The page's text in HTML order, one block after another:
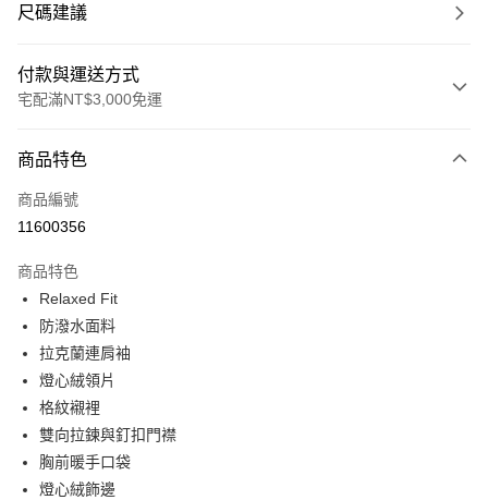
尺碼建議
付款與運送方式
宅配滿NT$3,000免運
信用卡一次付款
信用卡分期付款
合作金庫商業銀行
華南商業銀行
上海商業儲蓄銀行
國泰世華商業銀行
臺灣中小企業銀行
匯豐（台灣）商業銀行
聯邦商業銀行
元大商業銀行
玉山商業銀行
台新國際商業銀行
Apple Pay
街口支付
悠遊付
全盈+PAY
商品特色
商品編號
11600356
商品特色
Relaxed Fit
防潑水面料
拉克蘭連肩袖
燈心絨領片
格紋襯裡
雙向拉鍊與釘扣門襟
胸前暖手口袋
燈心絨飾邊